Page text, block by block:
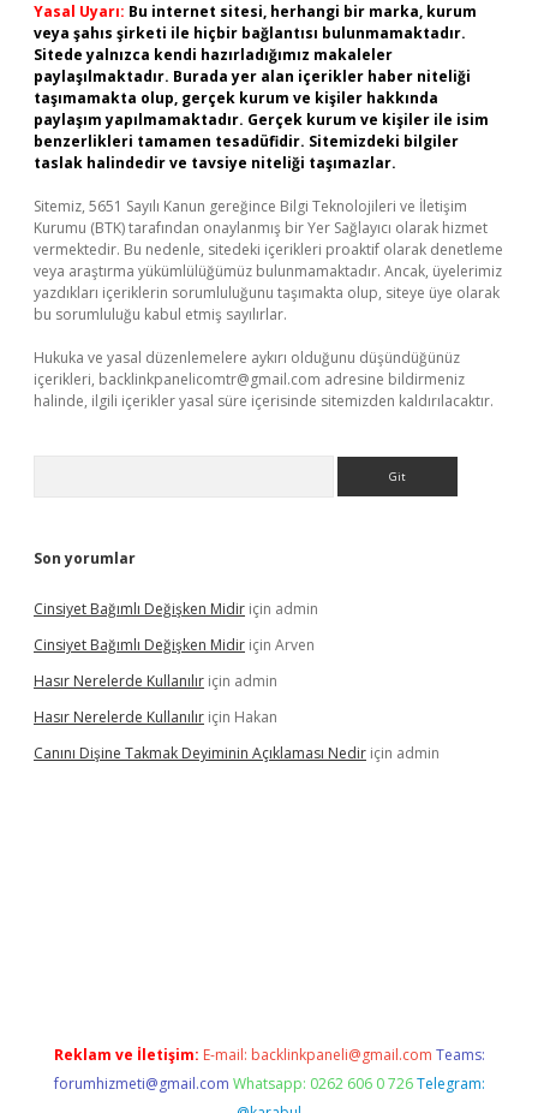
Yasal Uyarı: Bu internet sitesi, herhangi bir marka, kurum
veya şahıs şirketi ile hiçbir bağlantısı bulunmamaktadır.
Sitede yalnızca kendi hazırladığımız makaleler
paylaşılmaktadır. Burada yer alan içerikler haber niteliği
taşımamakta olup, gerçek kurum ve kişiler hakkında
paylaşım yapılmamaktadır. Gerçek kurum ve kişiler ile isim
benzerlikleri tamamen tesadüfidir. Sitemizdeki bilgiler
taslak halindedir ve tavsiye niteliği taşımazlar.
Sitemiz, 5651 Sayılı Kanun gereğince Bilgi Teknolojileri ve İletişim
Kurumu (BTK) tarafından onaylanmış bir Yer Sağlayıcı olarak hizmet
vermektedir. Bu nedenle, sitedeki içerikleri proaktif olarak denetleme
veya araştırma yükümlülüğümüz bulunmamaktadır. Ancak, üyelerimiz
yazdıkları içeriklerin sorumluluğunu taşımakta olup, siteye üye olarak
bu sorumluluğu kabul etmiş sayılırlar.
Hukuka ve yasal düzenlemelere aykırı olduğunu düşündüğünüz
içerikleri, backlinkpanelicomtr@gmail.com adresine bildirmeniz
halinde, ilgili içerikler yasal süre içerisinde sitemizden kaldırılacaktır.
Son yorumlar
Cinsiyet Bağımlı Değişken Midir için admin
Cinsiyet Bağımlı Değişken Midir için Arven
Hasır Nerelerde Kullanılır için admin
Hasır Nerelerde Kullanılır için Hakan
Canını Dişine Takmak Deyiminin Açıklaması Nedir için admin
Reklam ve İletişim: E-mail: backlinkpaneli@gmail.com Teams:
forumhizmeti@gmail.com Whatsapp: 0262 606 0 726 Telegram: